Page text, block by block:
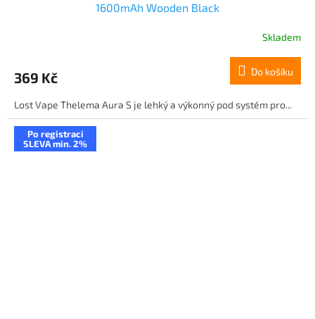
1600mAh Wooden Black
Skladem
369 Kč Do košíku
Lost Vape Thelema Aura S je lehký a výkonný pod systém pro...
Po registraci
SLEVA min. 2%